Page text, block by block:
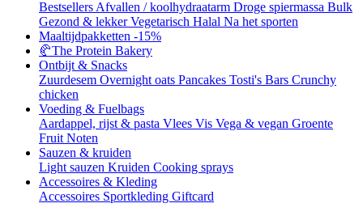
Bestsellers Afvallen / koolhydraatarm Droge spiermassa Bulk
Gezond & lekkerVegetarisch Halal Na het sporten
Maaltijdpakketten -15%
🥐The Protein Bakery
Ontbijt & Snacks
Zuurdesem Overnight oats Pancakes Tosti's Bars Crunchy
chicken
Voeding & Fuelbags
Aardappel, rijst & pasta Vlees Vis Vega & vegan Groente
Fruit Noten
Sauzen & kruiden
Light sauzen Kruiden Cooking sprays
Accessoires & Kleding
Accessoires Sportkleding Giftcard